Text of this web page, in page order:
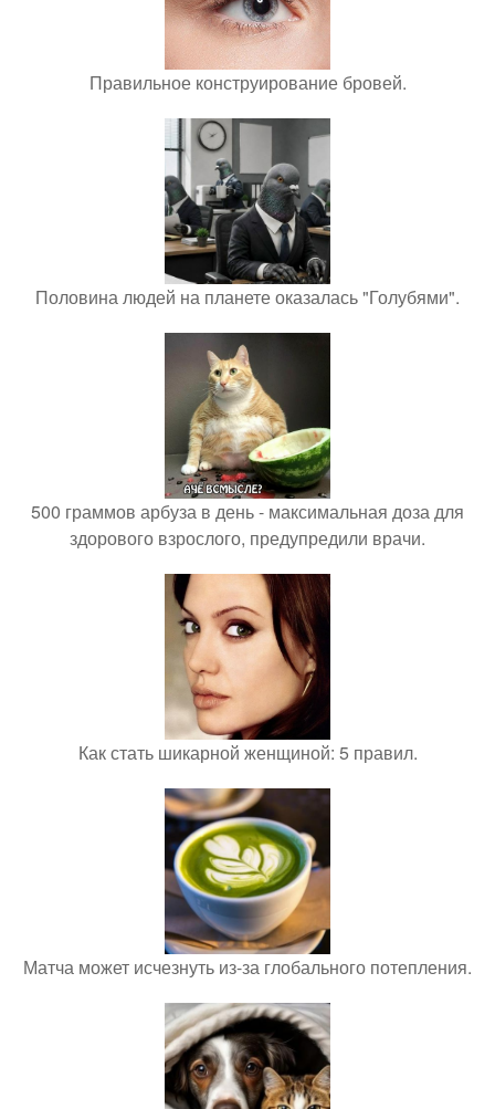
Правильное конструирование бровей.
Половина людей на планете оказалась "Голубями".
500 граммов арбуза в день - максимальная доза для
здорового взрослого, предупредили врачи.
Как стать шикарной женщиной: 5 правил.
Матча может исчезнуть из-за глобального потепления.